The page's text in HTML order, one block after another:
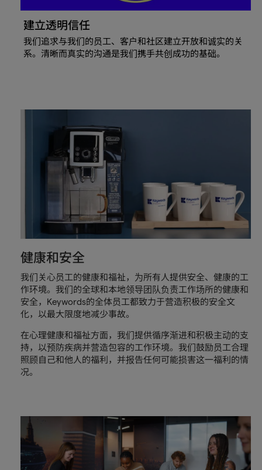
建立透明信任
我们追求与我们的员工、客户和社区建立开放和诚实的关
系。清晰而真实的沟通是我们携手共创成功的基础。
健康和安全
我们关心员工的健康和福祉，为所有人提供安全、健康的工
作环境。我们的全球和本地领导团队负责工作场所的健康和
安全，Keywords的全体员工都致力于营造积极的安全文
化，以最大限度地减少事故。
在心理健康和福祉方面，我们提供循序渐进和积极主动的支
持，以预防疾病并营造包容的工作环境。我们鼓励员工合理
照顾自己和他人的福利，并报告任何可能损害这一福利的情
况。